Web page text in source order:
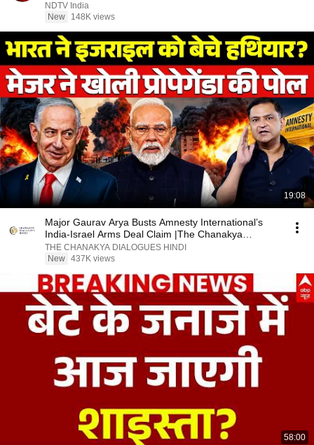
NDTV India
New
148K views
19:08
Major Gaurav Arya Busts Amnesty International’s
India-Israel Arms Deal Claim |The Chanakya
Dialogues
THE CHANAKYA DIALOGUES HINDI
New 437K views
58:00